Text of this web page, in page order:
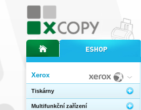
Xerox
Tiskárny
Multifunkční zařízení
úvodní stránka xcopyinternetový obchod xcopy